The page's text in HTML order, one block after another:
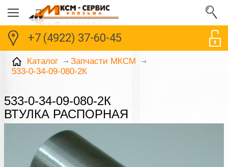
+7 (4922) 37-60-45
Каталог
Запчасти МКСМ
533-0-34-09-080-2К
533-0-34-09-080-2К
ВТУЛКА РАСПОРНАЯ